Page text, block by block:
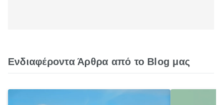
Ενδιαφέροντα Άρθρα από το Blog μας